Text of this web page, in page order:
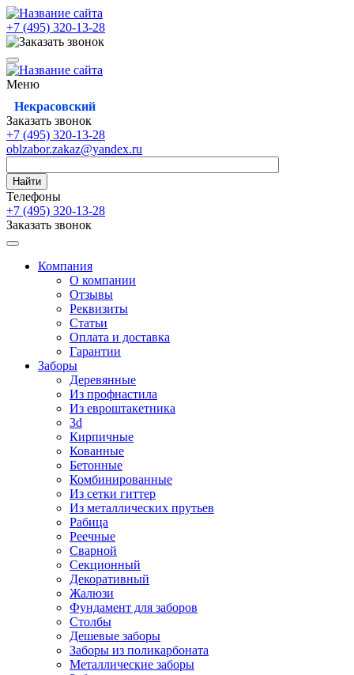
+7 (495) 320-13-28
Меню
Некрасовский
Заказать звонок
+7 (495) 320-13-28
oblzabor.zakaz@yandex.ru
Найти
Телефоны
+7 (495) 320-13-28
Заказать звонок
Компания
О компании
Отзывы
Реквизиты
Статьи
Оплата и доставка
Гарантии
Заборы
Деревянные
Из профнастила
Из евроштакетника
3d
Кирпичные
Кованные
Бетонные
Комбинированные
Из сетки гиттер
Из металлических прутьев
Рабица
Реечные
Сварной
Секционный
Декоративный
Жалюзи
Фундамент для заборов
Столбы
Дешевые заборы
Заборы из поликарбоната
Металлические заборы